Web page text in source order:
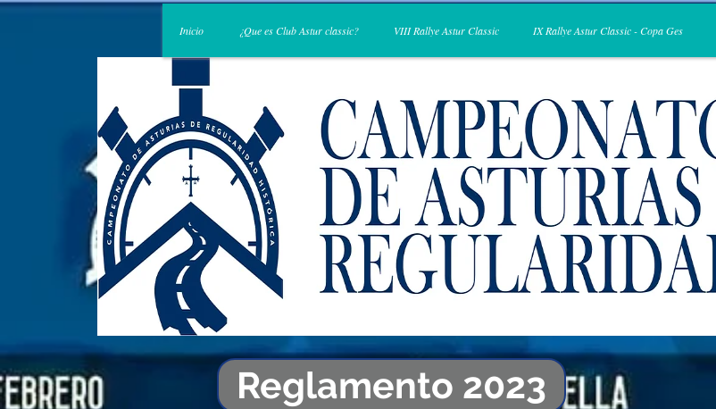
Inicio ¿Que es Club Astur classic? VIII Rallye Astur Classic IX Rallye Astur Classic - Copa Ges
Reglamento 2023